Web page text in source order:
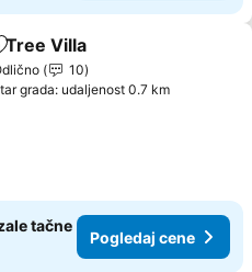
u favorite
Tree Villa
10
grada: udaljenost 0.7 km
tačne
Pogledaj cene